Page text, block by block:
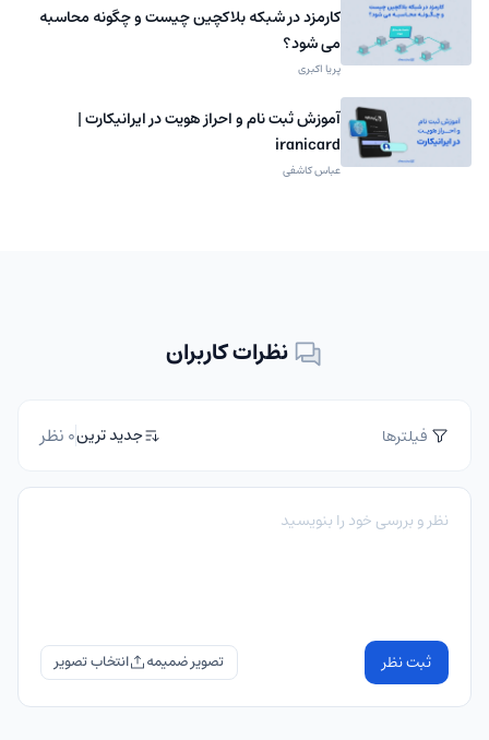
کارمزد در شبکه بلاکچین چیست و چگونه محاسبه
می شود؟
پریا اکبری
آموزش ثبت نام و احراز هویت در ایرانیکارت |
iranicard
عباس کاشفی
نظرات کاربران
فیلترها جدید ترین0 نظر
ثبت نظر تصویر ضمیمه